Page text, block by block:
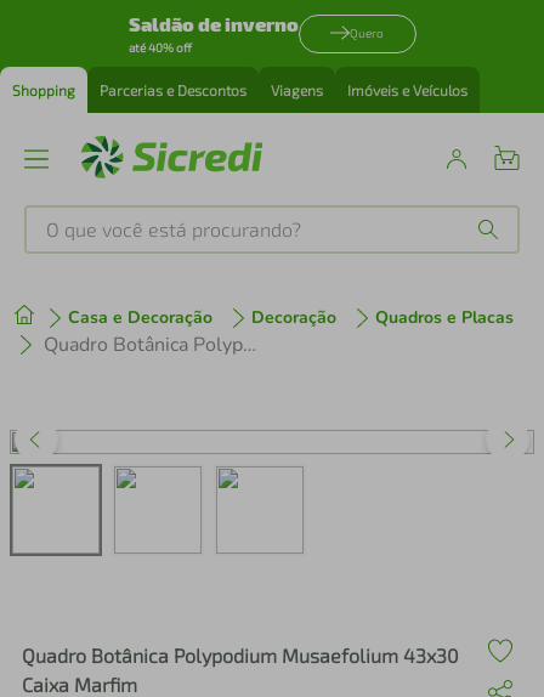
Saldão de inverno
até 40% off
Quero
Shopping Parcerias e Descontos Viagens Imóveis e Veículos
O que você está procurando?
Casa e Decoração Decoração Quadros e Placas
Quadro Botânica Polypodium Musaefolium 43x30 Caixa Marfim
Quadro Botânica Polypodium Musaefolium 43x30
Caixa Marfim
1º tenis
perfume